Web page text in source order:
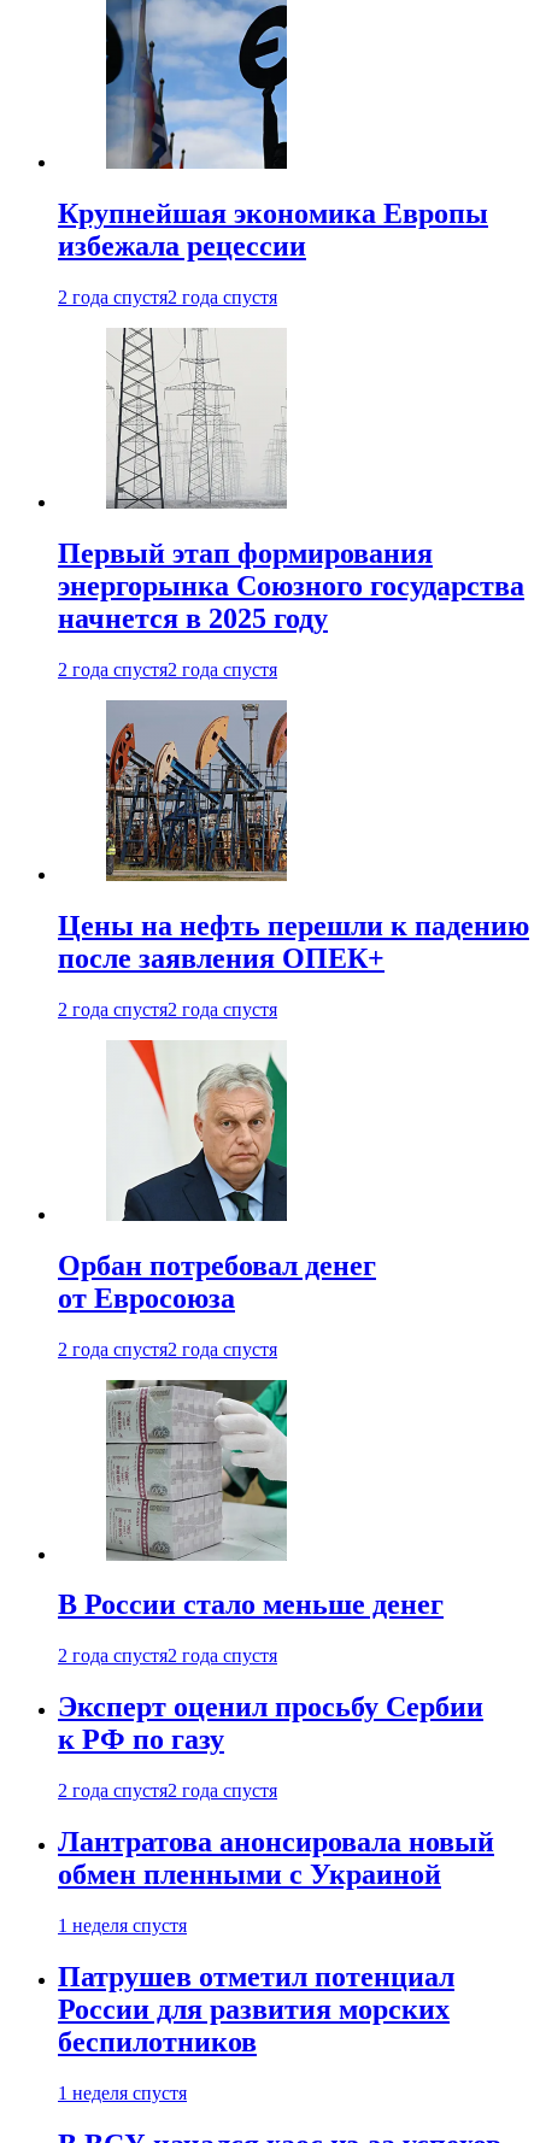
Крупнейшая экономика Европы
избежала рецессии
2 года спустя2 года спустя
Первый этап формирования
энергорынка Союзного государства
начнется в 2025 году
2 года спустя2 года спустя
Цены на нефть перешли к падению
после заявления ОПЕК+
2 года спустя2 года спустя
Орбан потребовал денег
от Евросоюза
2 года спустя2 года спустя
В России стало меньше денег
2 года спустя2 года спустя
Эксперт оценил просьбу Сербии
к РФ по газу
2 года спустя2 года спустя
Лантратова анонсировала новый
обмен пленными с Украиной
1 неделя спустя
Патрушев отметил потенциал
России для развития морских
беспилотников
1 неделя спустя